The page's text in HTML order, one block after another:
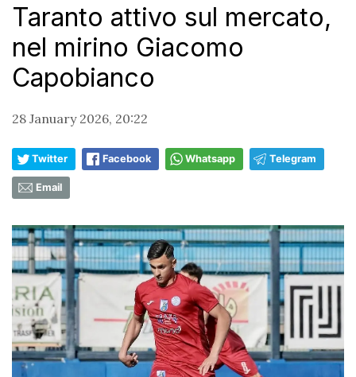
Taranto attivo sul mercato,
nel mirino Giacomo
Capobianco
28 January 2026, 20:22
Twitter Facebook Whatsapp Telegram
Email